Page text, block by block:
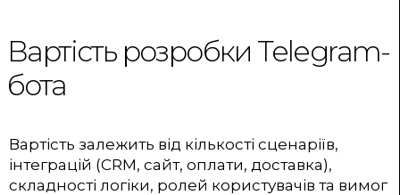
Вартість розробки Telegram-
бота
Вартість залежить від кількості сценаріїв,
інтеграцій (CRM, сайт, оплати, доставка),
складності логіки, ролей користувачів та вимог